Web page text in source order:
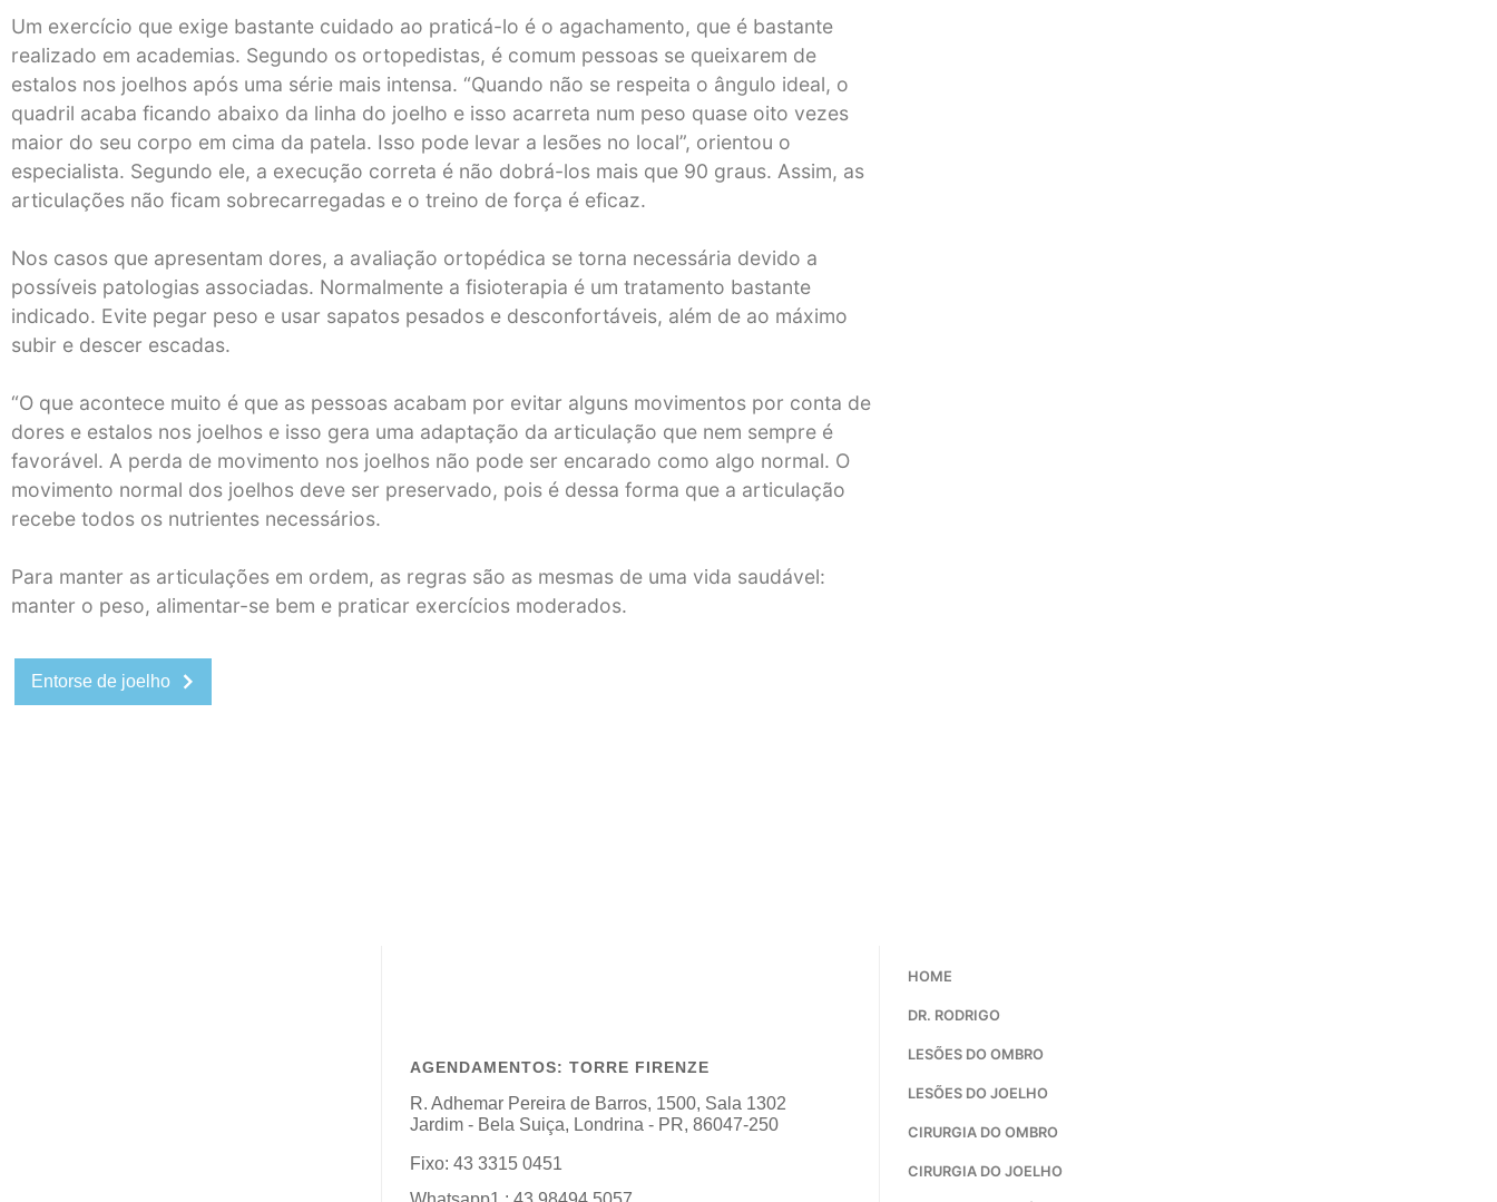
Um exercício que exige bastante cuidado ao praticá-lo é o agachamento, que é bastante
realizado em academias. Segundo os ortopedistas, é comum pessoas se queixarem de
estalos nos joelhos após uma série mais intensa. “Quando não se respeita o ângulo ideal, o
quadril acaba ficando abaixo da linha do joelho e isso acarreta num peso quase oito vezes
maior do seu corpo em cima da patela. Isso pode levar a lesões no local”, orientou o
especialista. Segundo ele, a execução correta é não dobrá-los mais que 90 graus. Assim, as
articulações não ficam sobrecarregadas e o treino de força é eficaz.
Nos casos que apresentam dores, a avaliação ortopédica se torna necessária devido a
possíveis patologias associadas. Normalmente a fisioterapia é um tratamento bastante
indicado. Evite pegar peso e usar sapatos pesados e desconfortáveis, além de ao máximo
subir e descer escadas.
“O que acontece muito é que as pessoas acabam por evitar alguns movimentos por conta de
dores e estalos nos joelhos e isso gera uma adaptação da articulação que nem sempre é
favorável. A perda de movimento nos joelhos não pode ser encarado como algo normal. O
movimento normal dos joelhos deve ser preservado, pois é dessa forma que a articulação
recebe todos os nutrientes necessários.
Para manter as articulações em ordem, as regras são as mesmas de uma vida saudável:
manter o peso, alimentar-se bem e praticar exercícios moderados.
Entorse de joelho
AGENDAMENTOS: TORRE FIRENZE
R. Adhemar Pereira de Barros, 1500, Sala 1302
Jardim - Bela Suiça, Londrina - PR, 86047-250
Fixo: 43 3315 0451
HOME
DR. RODRIGO
LESÕES DO OMBRO
LESÕES DO JOELHO
CIRURGIA DO OMBRO
CIRURGIA DO JOELHO